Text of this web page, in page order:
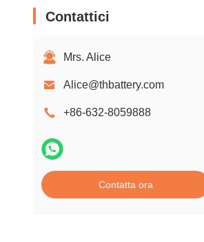
Contattici
Mrs. Alice
Alice@thbattery.com
+86-632-8059888
Contatta ora